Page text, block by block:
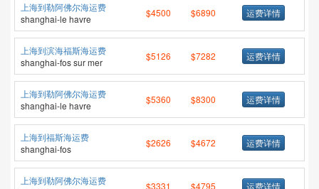
上海到勒阿佛尔海运费
shanghai-le havre
$4500 $6890 运费详情
上海到滨海福斯海运费
shanghai-fos sur mer
$5126 $7282 运费详情
上海到勒阿佛尔海运费
shanghai-le havre
$5360 $8300 运费详情
上海到福斯海运费
shanghai-fos
$2626 $4672 运费详情
上海到勒阿佛尔海运费
$3331 $4795 运费详情